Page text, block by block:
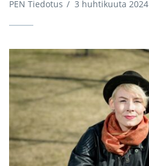
PEN Tiedotus / 3 huhtikuuta 2024